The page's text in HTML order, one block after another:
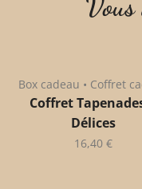
Box cadeau • Coffret
Coffret
Délices
16,40 €